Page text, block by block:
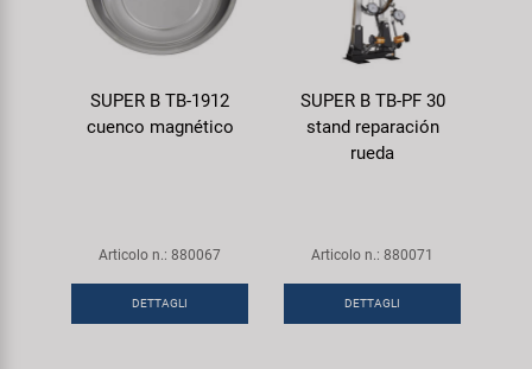
SUPER B TB-1912
cuenco magnético
Articolo n.: 880067
DETTAGLI
SUPER B TB-PF 30
stand reparación
rueda
Articolo n.: 880071
DETTAGLI